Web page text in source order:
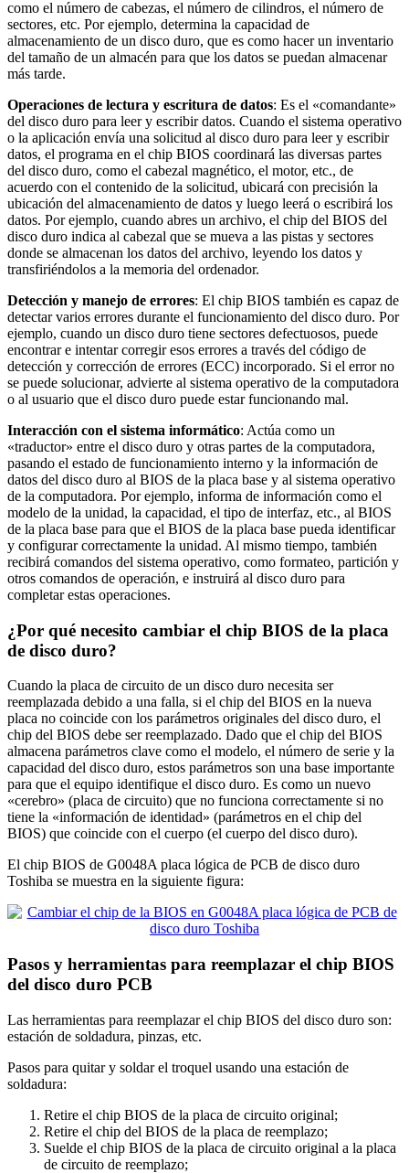
como el número de cabezas, el número de cilindros, el número de
sectores, etc. Por ejemplo, determina la capacidad de
almacenamiento de un disco duro, que es como hacer un inventario
del tamaño de un almacén para que los datos se puedan almacenar
más tarde.
Operaciones de lectura y escritura de datos: Es el «comandante»
del disco duro para leer y escribir datos. Cuando el sistema operativo
o la aplicación envía una solicitud al disco duro para leer y escribir
datos, el programa en el chip BIOS coordinará las diversas partes
del disco duro, como el cabezal magnético, el motor, etc., de
acuerdo con el contenido de la solicitud, ubicará con precisión la
ubicación del almacenamiento de datos y luego leerá o escribirá los
datos. Por ejemplo, cuando abres un archivo, el chip del BIOS del
disco duro indica al cabezal que se mueva a las pistas y sectores
donde se almacenan los datos del archivo, leyendo los datos y
transfiriéndolos a la memoria del ordenador.
Detección y manejo de errores: El chip BIOS también es capaz de
detectar varios errores durante el funcionamiento del disco duro. Por
ejemplo, cuando un disco duro tiene sectores defectuosos, puede
encontrar e intentar corregir esos errores a través del código de
detección y corrección de errores (ECC) incorporado. Si el error no
se puede solucionar, advierte al sistema operativo de la computadora
o al usuario que el disco duro puede estar funcionando mal.
Interacción con el sistema informático: Actúa como un
«traductor» entre el disco duro y otras partes de la computadora,
pasando el estado de funcionamiento interno y la información de
datos del disco duro al BIOS de la placa base y al sistema operativo
de la computadora. Por ejemplo, informa de información como el
modelo de la unidad, la capacidad, el tipo de interfaz, etc., al BIOS
de la placa base para que el BIOS de la placa base pueda identificar
y configurar correctamente la unidad. Al mismo tiempo, también
recibirá comandos del sistema operativo, como formateo, partición y
otros comandos de operación, e instruirá al disco duro para
completar estas operaciones.
¿Por qué necesito cambiar el chip BIOS de la placa
de disco duro?
Cuando la placa de circuito de un disco duro necesita ser
reemplazada debido a una falla, si el chip del BIOS en la nueva
placa no coincide con los parámetros originales del disco duro, el
chip del BIOS debe ser reemplazado. Dado que el chip del BIOS
almacena parámetros clave como el modelo, el número de serie y la
capacidad del disco duro, estos parámetros son una base importante
para que el equipo identifique el disco duro. Es como un nuevo
«cerebro» (placa de circuito) que no funciona correctamente si no
tiene la «información de identidad» (parámetros en el chip del
BIOS) que coincide con el cuerpo (el cuerpo del disco duro).
El chip BIOS de G0048A placa lógica de PCB de disco duro
Toshiba se muestra en la siguiente figura:
Pasos y herramientas para reemplazar el chip BIOS
del disco duro PCB
Las herramientas para reemplazar el chip BIOS del disco duro son:
estación de soldadura, pinzas, etc.
Pasos para quitar y soldar el troquel usando una estación de
soldadura:
Retire el chip BIOS de la placa de circuito original;
Retire el chip del BIOS de la placa de reemplazo;
Suelde el chip BIOS de la placa de circuito original a la placa
de circuito de reemplazo;